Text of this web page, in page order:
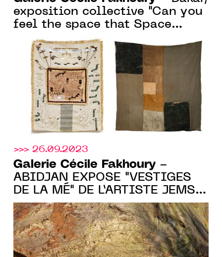
exposition collective "Can you
feel the space that Space
Occupies", du 21 septembre au
04 novembre 2023
>>> 26.09.2023
Galerie Cécile Fakhoury -
ABIDJAN EXPOSE "VESTIGES
DE LA MÉ" DE L’ARTISTE JEMS
KOKO BI DU 28 SEPT. 2023 AU
06 JANV. 2024